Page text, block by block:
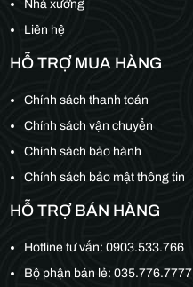
Nhà xưởng
Liên hệ
HỖ TRỢ MUA HÀNG
Chính sách thanh toán
Chính sách vận chuyển
Chính sách bảo hành
Chính sách bảo mật thông tin
HỖ TRỢ BÁN HÀNG
Hotline tư vấn:0903.533.766
Bộ phận bán lẻ:035.776.7777